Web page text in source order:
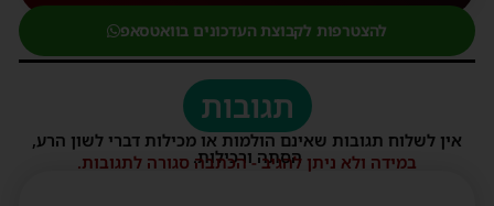
להצטרפות לקבוצת העדכונים בוואטסאפ
תגובות
אין לשלוח תגובות שאינם הולמות או מכילות דברי לשון הרע,
הסתה ורכילות.
במידה ולא ניתן להגיב - הכתבה סגורה לתגובות.